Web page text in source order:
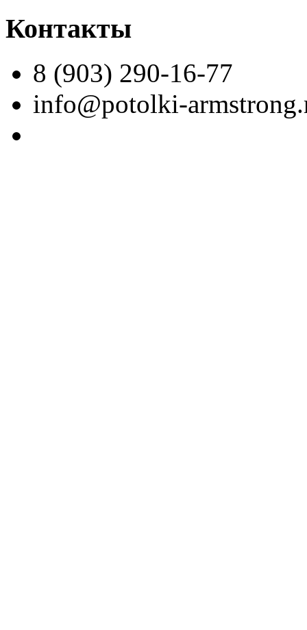
Контакты
8 (903) 290-16-77
info@potolki-